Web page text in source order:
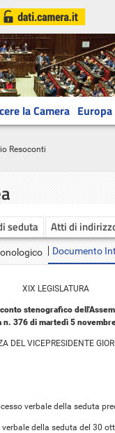
la Camera Europa
Resoconti
seduta Atti di
Documento
XIX LEGISLATURA
stenografico
n. 376 di martedì 5
DEL VICEPRESIDENTE
verbale della seduta
verbale della seduta del 30